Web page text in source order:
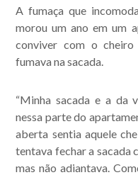
A fumaça que incomoda
morou um ano em um
conviver com o
fumava na sacada.
“Minha sacada e a da
nessa parte do
aberta sentia aquele
tentava fechar a sacada
mas não adiantava.